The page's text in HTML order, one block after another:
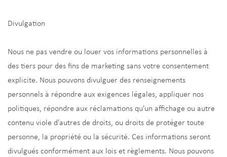
Divulgation
Nous ne pas vendre ou louer vos informations personnelles à
des tiers pour des fins de marketing sans votre consentement
explicite. Nous pouvons divulguer des renseignements
personnels à répondre aux exigences légales, appliquer nos
politiques, répondre aux réclamations qu'un affichage ou autre
contenu viole d'autres de droits, ou droits de protéger toute
personne, la propriété ou la sécurité. Ces informations seront
divulgués conformément aux lois et règlements. Nous pouvons